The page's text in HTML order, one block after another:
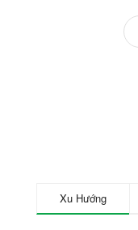
Xu Hướng